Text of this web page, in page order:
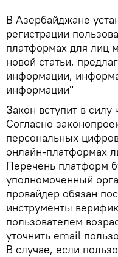
В Азербайджане
регистрации
платформах для лиц
новой статьи,
информации,
информации"
Закон вступит в
Согласно
персональных
онлайн‑платформах
Перечень платформ
уполномоченный
провайдер обязан
инструменты
пользователем
уточнить email
В случае, если